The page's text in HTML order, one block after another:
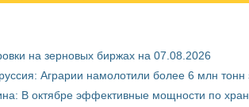
на зерновых биржах на 07.08.2026
Аграрии намолотили более 6 млн тонн
В октябре эффективные мощности по